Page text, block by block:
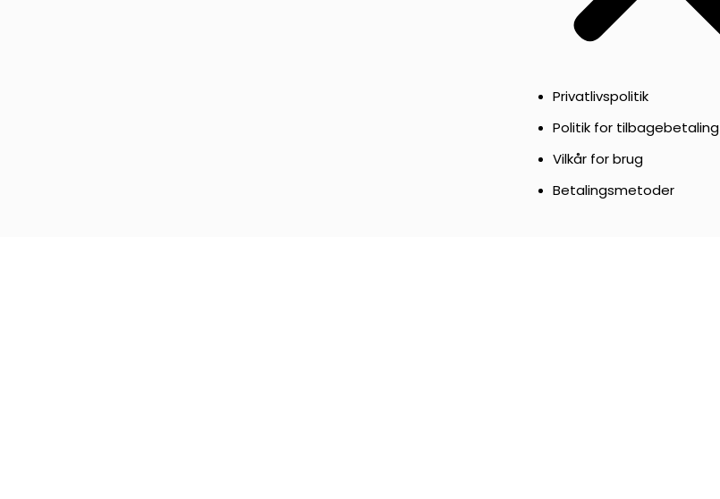
Privatlivspolitik
Politik for tilbagebetaling
Vilkår for brug
Betalingsmetoder